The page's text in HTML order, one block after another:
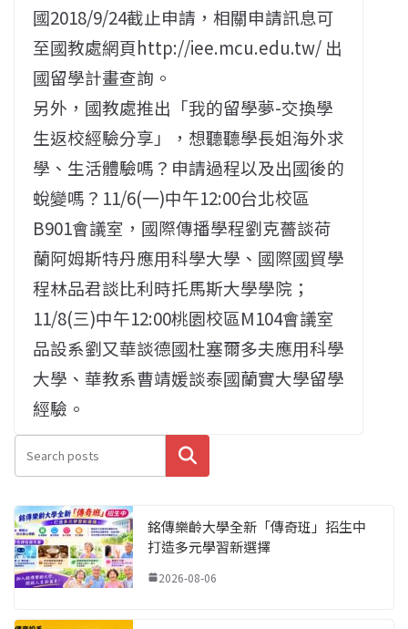
國2018/9/24截止申請，相關申請訊息可
至國教處網頁http://iee.mcu.edu.tw/ 出
國留學計畫查詢。
另外，國教處推出「我的留學夢-交換學
生返校經驗分享」，想聽聽學長姐海外求
學、生活體驗嗎？申請過程以及出國後的
蛻變嗎？11/6(一)中午12:00台北校區
B901會議室，國際傳播學程劉克薔談荷
蘭阿姆斯特丹應用科學大學、國際國貿學
程林品君談比利時托馬斯大學學院；
11/8(三)中午12:00桃園校區M104會議室
品設系劉又華談德國杜塞爾多夫應用科學
大學、華教系曹靖媛談泰國蘭實大學留學
經驗。
搜尋
銘傳樂齡大學全新「傳奇班」招生中
打造多元學習新選擇
2026-08-06